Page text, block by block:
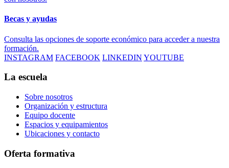
Becas y ayudas
Consulta las opciones de soporte económico para acceder a nuestra
formación.
INSTAGRAM FACEBOOK LINKEDIN YOUTUBE
La escuela
Sobre nosotros
Organización y estructura
Equipo docente
Espacios y equipamientos
Ubicaciones y contacto
Oferta formativa